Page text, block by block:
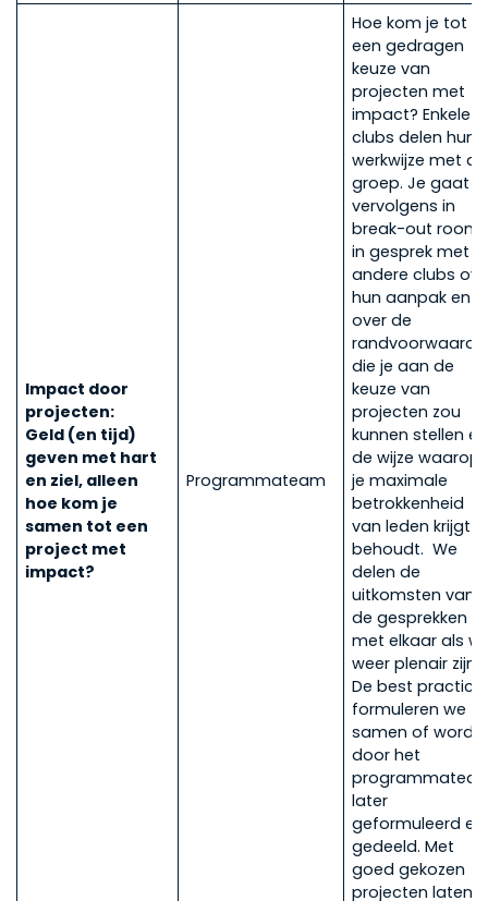
Impact door
projecten:
Geld (en tijd)
geven met hart
en ziel, alleen
hoe kom je
samen tot een
project met
impact?
Programmateam
Hoe kom je tot
een gedragen
keuze van
projecten met
impact? Enkele
clubs delen hun
werkwijze met de
groep. Je gaat
vervolgens in
break-out
in gesprek met
andere clubs
hun aanpak en
over de
die je aan de
keuze van
projecten zou
kunnen stellen en
de wijze waarop
je maximale
betrokkenheid
van leden krijgt
behoudt. We
delen de
uitkomsten van
de gesprekken
met elkaar als
weer plenair zijn.
De best practice
formuleren we
samen of wordt
door het
later
geformuleerd en
gedeeld. Met
goed gekozen
projecten laten